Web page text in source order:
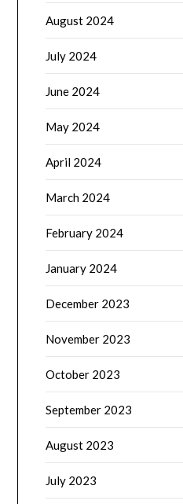
August 2024
July 2024
June 2024
May 2024
April 2024
March 2024
February 2024
January 2024
December 2023
November 2023
October 2023
September 2023
August 2023
July 2023